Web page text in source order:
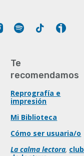
Instagram
Spotify Tiktok
Te
recomendamos
Reprografía e
impresión
Mi Biblioteca
Cómo ser usuaria/o
La calma lectora, club